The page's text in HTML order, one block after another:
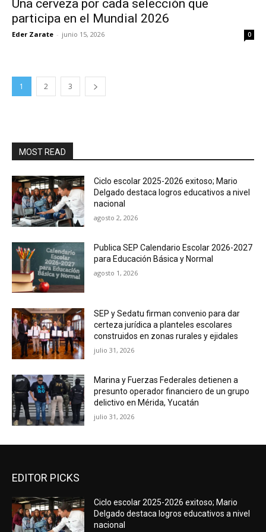
Una cerveza por cada selección que
participa en el Mundial 2026
Eder Zarate - junio 15, 2026 0
1 2 3
MOST READ
Ciclo escolar 2025-2026 exitoso; Mario
Delgado destaca logros educativos a nivel
nacional
agosto 2, 2026
Publica SEP Calendario Escolar 2026-2027
para Educación Básica y Normal
agosto 1, 2026
SEP y Sedatu firman convenio para dar
certeza jurídica a planteles escolares
construidos en zonas rurales y ejidales
julio 31, 2026
Marina y Fuerzas Federales detienen a
presunto operador financiero de un grupo
delictivo en Mérida, Yucatán
julio 31, 2026
EDITOR PICKS
Ciclo escolar 2025-2026 exitoso; Mario
Delgado destaca logros educativos a nivel
nacional